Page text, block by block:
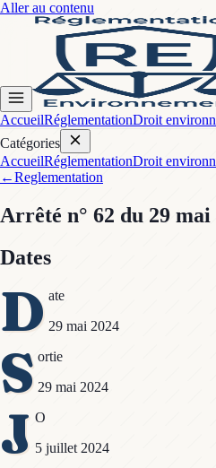
Aller au contenu
AccueilRéglementationDroit
Catégories
AccueilRéglementationDroit
←Reglementation
Arrêté n° 62 du 29 mai
Dates
D ate
29 mai 2024
S ortie
29 mai 2024
J O
5 juillet 2024